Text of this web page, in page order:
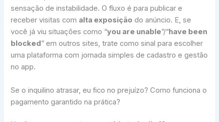
sensação de instabilidade. O fluxo é para publicar e
receber visitas com alta exposição do anúncio. E, se
você já viu situações como “you are unable”/“have been
blocked ” em outros sites, trate como sinal para escolher
uma plataforma com jornada simples de cadastro e gestão
no app.
Se o inquilino atrasar, eu fico no prejuízo? Como funciona o
pagamento garantido na prática?